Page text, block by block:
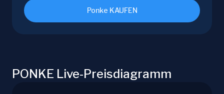
Ponke KAUFEN
PONKE Live-Preisdiagramm